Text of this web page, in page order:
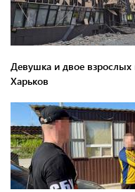
Девушка и двое взрослых
Харьков